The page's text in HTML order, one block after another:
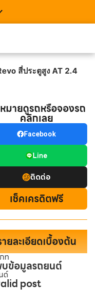
สี่ประตูสูง AT 2.4
มายดูรถหรือจองรถ
คลิกเลย
Facebook
Line
ติดต่อ
เช็คเครดิตฟรี
ยละเอียดเบื้องต้น
ท
บข้อมูลรถยนต์
ด์
post